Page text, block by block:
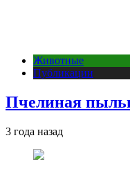
Животные
Публикации
Пчелиная
3 года назад